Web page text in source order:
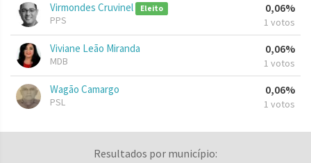
Virmondes Cruvinel Eleito
PPS
0,06%
1 votos
Viviane Leão Miranda
MDB
0,06%
1 votos
Wagão Camargo
PSL
0,06%
1 votos
Resultados por município: